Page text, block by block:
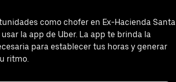
como chofer en Ex-Hacienda Santa
usar la app de Uber. La app te brinda la
para establecer tus horas y generar
ritmo.